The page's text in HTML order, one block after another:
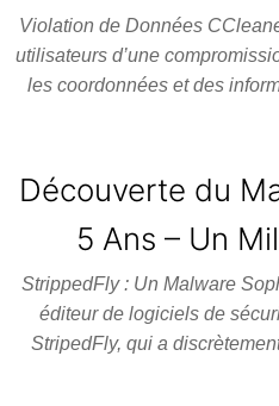
Violation de Données
utilisateurs d’une
les coordonnées et des
Découverte du
5 Ans – Un
StrippedFly : Un Malware
éditeur de logiciels de
StripedFly, qui a